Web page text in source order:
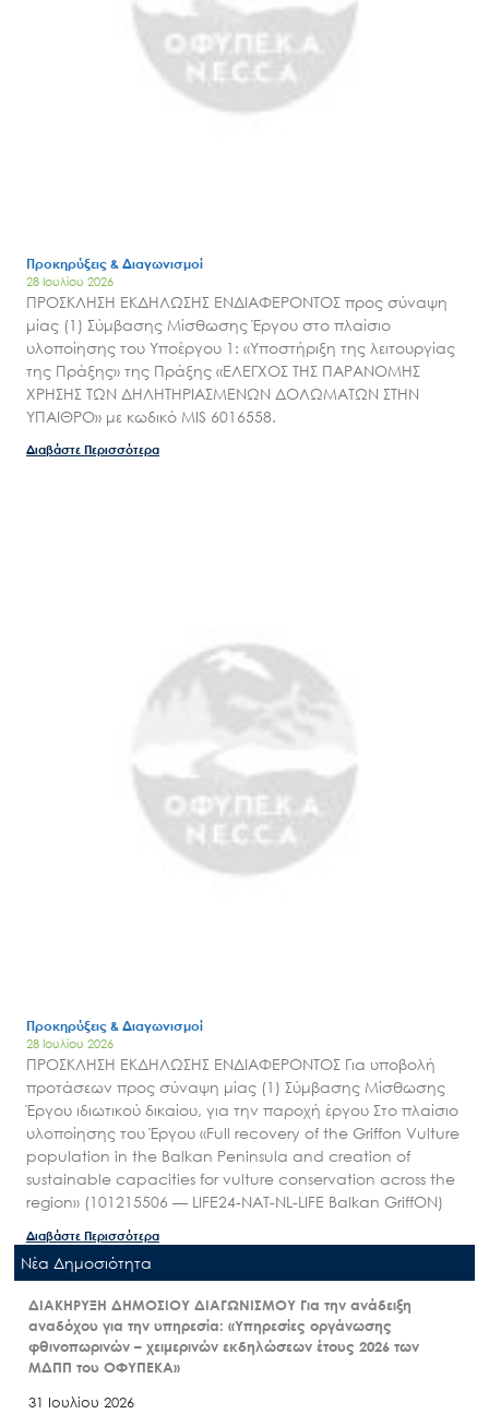
Προκηρύξεις & Διαγωνισμοί
28 Ιουλίου 2026
ΠΡΟΣΚΛΗΣΗ ΕΚΔΗΛΩΣΗΣ ΕΝΔΙΑΦΕΡΟΝΤΟΣ προς σύναψη
μίας (1) Σύμβασης Μίσθωσης Έργου στο πλαίσιο
υλοποίησης του Υποέργου 1: «Υποστήριξη της λειτουργίας
της Πράξης» της Πράξης «ΕΛΕΓΧΟΣ ΤΗΣ ΠΑΡΑΝΟΜΗΣ
ΧΡΗΣΗΣ ΤΩΝ ΔΗΛΗΤΗΡΙΑΣΜΕΝΩΝ ΔΟΛΩΜΑΤΩΝ ΣΤΗΝ
ΥΠΑΙΘΡΟ» με κωδικό MIS 6016558.
Διαβάστε Περισσότερα
Προκηρύξεις & Διαγωνισμοί
28 Ιουλίου 2026
ΠΡΟΣΚΛΗΣΗ ΕΚΔΗΛΩΣΗΣ ΕΝΔΙΑΦΕΡΟΝΤΟΣ Για υποβολή
προτάσεων προς σύναψη μίας (1) Σύμβασης Μίσθωσης
Έργου ιδιωτικού δικαίου, για την παροχή έργου Στο πλαίσιο
υλοποίησης του Έργου «Full recovery of the Griffon Vulture
population in the Balkan Peninsula and creation of
sustainable capacities for vulture conservation across the
region» (101215506 — LIFE24-NAT-NL-LIFE Balkan GriffON)
Διαβάστε Περισσότερα
Nέα Δημοσιότητα
ΔΙΑΚΗΡΥΞΗ ΔΗΜΟΣΙΟΥ ΔΙΑΓΩΝΙΣΜΟΥ Για την ανάδειξη
αναδόχου για την υπηρεσία: «Υπηρεσίες οργάνωσης
φθινοπωρινών – χειμερινών εκδηλώσεων έτους 2026 των
ΜΔΠΠ του ΟΦΥΠΕΚΑ»
31 Ιουλίου 2026